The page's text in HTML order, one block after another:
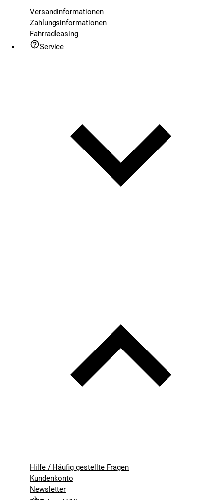
Versandinformationen
Zahlungsinformationen
Fahrradleasing
Service
Hilfe / Häufig gestellte Fragen
Kundenkonto
Newsletter